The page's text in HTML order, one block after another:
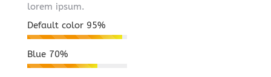
lorem ipsum.
Default color 95%
Blue 70%